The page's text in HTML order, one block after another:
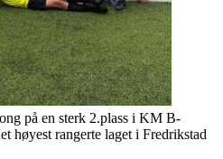
på en sterk 2.plass i KM B-
høyest rangerte laget i Fredrikstad